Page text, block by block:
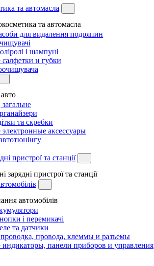
та автомасла
та автомасла
для видалення подряпин
і шампуні
и губки
та скребки
аксессуары
пристрої та станції
зарядні пристрої та станції
автомобілів
і перемикачі
та датчики
провода, клеммы и разъемы
панели приборов и управления